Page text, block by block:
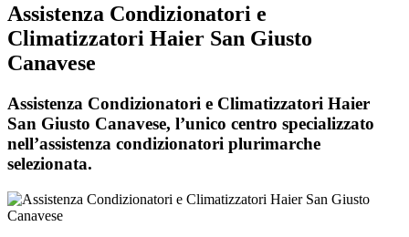
Assistenza Condizionatori e
Climatizzatori Haier San Giusto
Canavese
Assistenza Condizionatori e Climatizzatori Haier
San Giusto Canavese, l’unico centro specializzato
nell’assistenza condizionatori plurimarche
selezionata.